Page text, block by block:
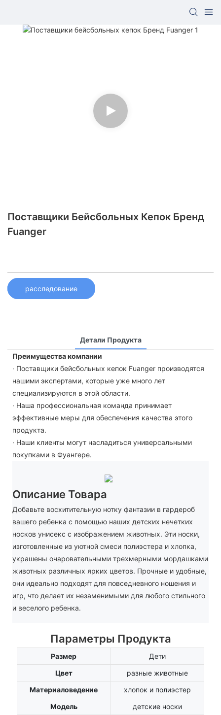
Поставщики Бейсбольных Кепок Бренд
Fuanger
расследование
Детали Продукта
Преимущества компании
· Поставщики бейсбольных кепок Fuanger производятся
нашими экспертами, которые уже много лет
специализируются в этой области.
· Наша профессиональная команда принимает
эффективные меры для обеспечения качества этого
продукта.
· Наши клиенты могут насладиться универсальными
покупками в Фуангере.
Описание Товара
Добавьте восхитительную нотку фантазии в гардероб
вашего ребенка с помощью наших детских нечетких
носков унисекс с изображением животных. Эти носки,
изготовленные из уютной смеси полиэстера и хлопка,
украшены очаровательными трехмерными мордашками
животных различных ярких цветов. Прочные и удобные,
они идеально подходят для повседневного ношения и
игр, что делает их незаменимыми для любого стильного
и веселого ребенка.
Параметры Продукта
Размер
Дети
Цвет
разные животные
Материаловедение
хлопок и полиэстер
Модель
детские носки